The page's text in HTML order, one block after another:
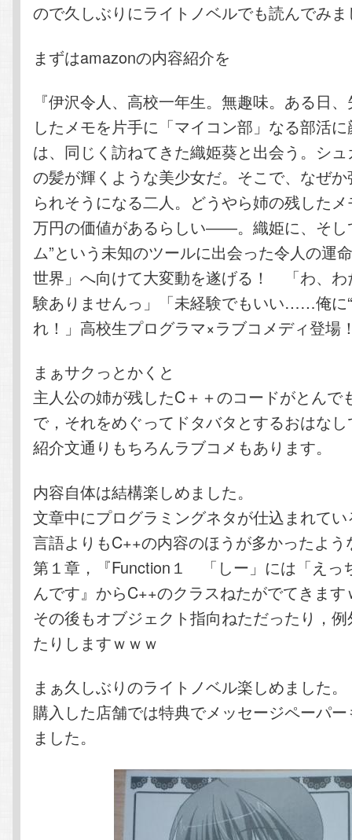
ので久しぶりにライトノベルでも読んでみ
まずはamazonの内容紹介を
『伊沢令人、高校一年生。無趣味。ある日
したメモを片手に「マイコン部」なる部活
は、同じく訪ねてきた織姫葵と出会う。シ
の髪が輝くような美少女だ。そこで、なぜ
られそうになる二人。どうやら姉の残した
万円の価値があるらしい――。織姫に、そし
ム”という未知のツールに出会った令人の運
世界」へ向けて大変動を遂げる！ 「わ、わ
験ありませんっ」「未経験でもいい……俺に
れ！」高校生プログラマ×ラブコメディ登場
まぁサクっとかくと
主人公の姉が残したC＋＋のコードがとんで
で，それをめぐってドタバタとするおはな
紹介文通りもちろんラブコメもあります。
内容自体は結構楽しめました。
文章中にプログラミングネタが仕込まれて
言語よりもC++の内容のほうが多かったよ
第１章，『Function１ 「しー」には「えっ
んです』からC++のクラスねたがでてきます
その後もオブジェクト指向ねただったり，
たりしますｗｗｗ
まぁ久しぶりのライトノベル楽しめました。
購入した店舗では特典でメッセージペーパ
ました。